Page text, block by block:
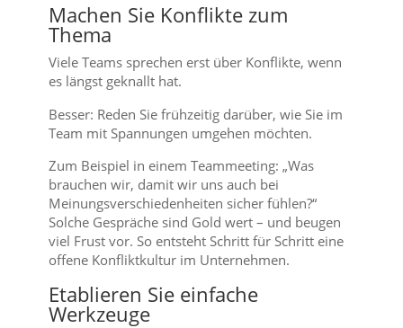
Machen Sie Konflikte zum
Thema
Viele Teams sprechen erst über Konflikte, wenn
es längst geknallt hat.
Besser: Reden Sie frühzeitig darüber, wie Sie im
Team mit Spannungen umgehen möchten.
Zum Beispiel in einem Teammeeting: „Was
brauchen wir, damit wir uns auch bei
Meinungsverschiedenheiten sicher fühlen?“
Solche Gespräche sind Gold wert – und beugen
viel Frust vor. So entsteht Schritt für Schritt eine
offene Konfliktkultur im Unternehmen.
Etablieren Sie einfache
Werkzeuge